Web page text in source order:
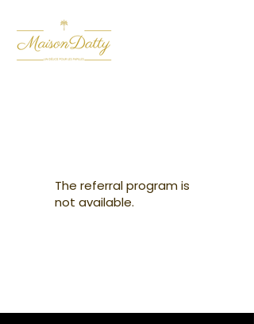
The referral program is
not available.